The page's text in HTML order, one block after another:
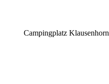
Campingplatz Klausenhorn